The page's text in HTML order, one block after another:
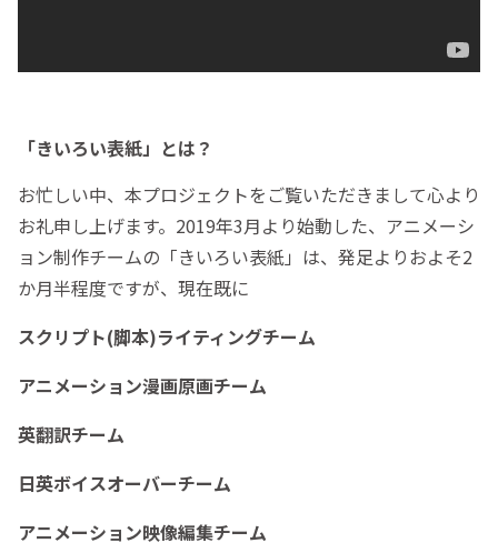
「きいろい表紙」とは？
お忙しい中、本プロジェクトをご覧いただきまして心より
お礼申し上げます。2019年3月より始動した、アニメーシ
ョン制作チームの「きいろい表紙」は、発足よりおよそ2
か月半程度ですが、現在既に
スクリプト(脚本)ライティングチーム
アニメーション漫画原画チーム
英翻訳チーム
日英ボイスオーバーチーム
アニメーション映像編集チーム